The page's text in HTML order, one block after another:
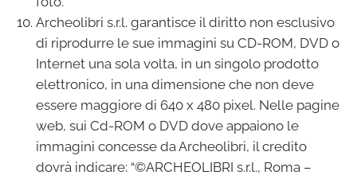
Archeolibri s.r.l. garantisce il diritto non esclusivo
di riprodurre le sue immagini su CD-ROM, DVD o
Internet una sola volta, in un singolo prodotto
elettronico, in una dimensione che non deve
essere maggiore di 640 x 480 pixel. Nelle pagine
web, sui Cd-ROM o DVD dove appaiono le
immagini concesse da Archeolibri, il credito
dovrà indicare: “©ARCHEOLIBRI s.r.l., Roma –